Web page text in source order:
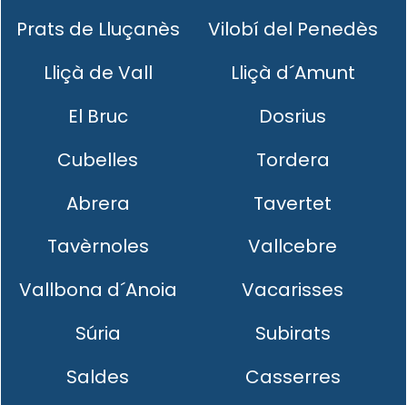
Prats de Lluçanès
Vilobí del Penedès
Lliçà de Vall
Lliçà d´Amunt
El Bruc
Dosrius
Cubelles
Tordera
Abrera
Tavertet
Tavèrnoles
Vallcebre
Vallbona d´Anoia
Vacarisses
Súria
Subirats
Saldes
Casserres